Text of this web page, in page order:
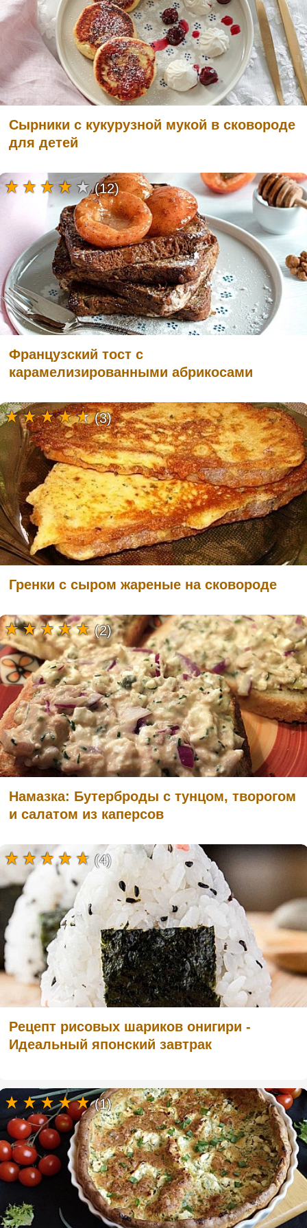
Сырники с кукурузной мукой в сковороде
для детей
Французский тост с
карамелизированными абрикосами
(12)
Гренки с сыром жареные на сковороде
(3)
Намазка: Бутерброды с тунцом, творогом
и салатом из каперсов
(2)
Рецепт рисовых шариков онигири -
Идеальный японский завтрак
(4)
(1)